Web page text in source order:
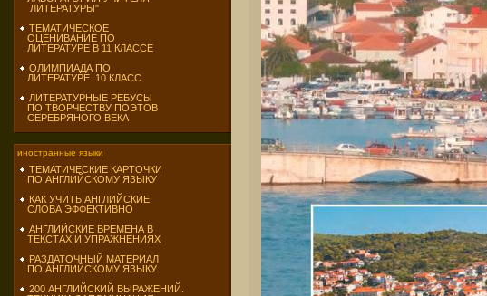
ЛИТЕРАТУРЫ"
ТЕМАТИЧЕСКОЕ
ОЦЕНИВАНИЕ ПО
ЛИТЕРАТУРЕ В 11 КЛАССЕ
ОЛИМПИАДА ПО
ЛИТЕРАТУРЕ. 10 КЛАСС
ЛИТЕРАТУРНЫЕ РЕБУСЫ
ПО ТВОРЧЕСТВУ ПОЭТОВ
СЕРЕБРЯНОГО ВЕКА
иностранные языки
ТЕМАТИЧЕСКИЕ КАРТОЧКИ
ПО АНГЛИЙСКОМУ ЯЗЫКУ
КАК УЧИТЬ АНГЛИЙСКИЕ
СЛОВА ЭФФЕКТИВНО
АНГЛИЙСКИЕ ВРЕМЕНА В
ТЕКСТАХ И УПРАЖНЕНИЯХ
РАЗДАТОЧНЫЙ МАТЕРИАЛ
ПО АНГЛИЙСКОМУ ЯЗЫКУ
200 АНГЛИЙСКИЙ ВЫРАЖЕНИЙ.